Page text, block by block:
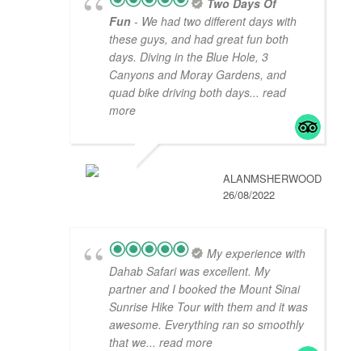
Fun - We had two different days with
these guys, and had great fun both
days. Diving in the Blue Hole, 3
Canyons and Moray Gardens, and
quad bike driving both days... read
more
ALANMSHERWOOD
26/08/2022
My experience with
Dahab Safari was excellent. My
partner and I booked the Mount Sinai
Sunrise Hike Tour with them and it was
awesome. Everything ran so smoothly
that we... read more